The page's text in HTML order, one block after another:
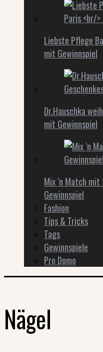
Liebste Pflege
mit Gewinnspiel
Dr.Hauschka
mit Gewinnspiel
Mix ‘n Match
Gewinnspiel
Fashion
Tips & Tricks
Tags
Gewinnspiele
Pro Domo
Nägel